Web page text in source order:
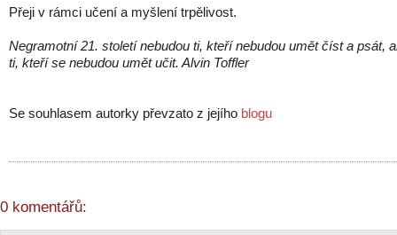
Přeji v rámci učení a myšlení trpělivost.
Negramotní 21. století nebudou ti, kteří nebudou umět číst a psát,
ti, kteří se nebudou umět učit. Alvin Toffler
Se souhlasem autorky převzato z jejího blogu
0 komentářů: